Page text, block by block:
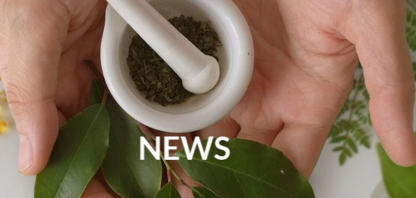
About Us News Health Care
NEWS